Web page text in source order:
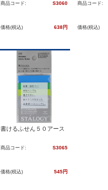
商品コード: S3060
価格(税込) 638円
商品コード:
価格(税込)
書けるふせん５０アース
商品コード: S3065
価格(税込) 545円